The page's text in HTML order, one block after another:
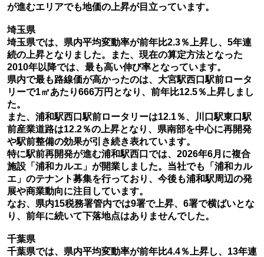
が進むエリアでも地価の上昇が目立っています。
埼玉県
埼玉県では、県内平均変動率が前年比2.3％上昇し、5年連
続の上昇となりました。また、現在の算定方法となった
2010年以降では、最も高い伸び率となっています。
県内で最も路線価が高かったのは、大宮駅西口駅前ロータ
リーで1㎡あたり666万円となり、前年比12.5％上昇しまし
た。
また、浦和駅西口駅前ロータリーは12.1％、川口駅東口駅
前産業道路は12.2％の上昇となり、県南部を中心に再開発
や駅前整備の効果が引き続き表れています。
特に駅前再開発が進む浦和駅西口では、2026年6月に複合
施設「浦和カルエ」が開業しました。当社でも「浦和カル
エ」のテナント募集を行っており、今後も浦和駅周辺の発
展や商業動向に注目しています。
なお、県内15税務署管内では9署で上昇、6署で横ばいとな
り、前年に続いて下落地点はありませんでした。
千葉県
千葉県では、県内平均変動率が前年比4.4％上昇し、13年連